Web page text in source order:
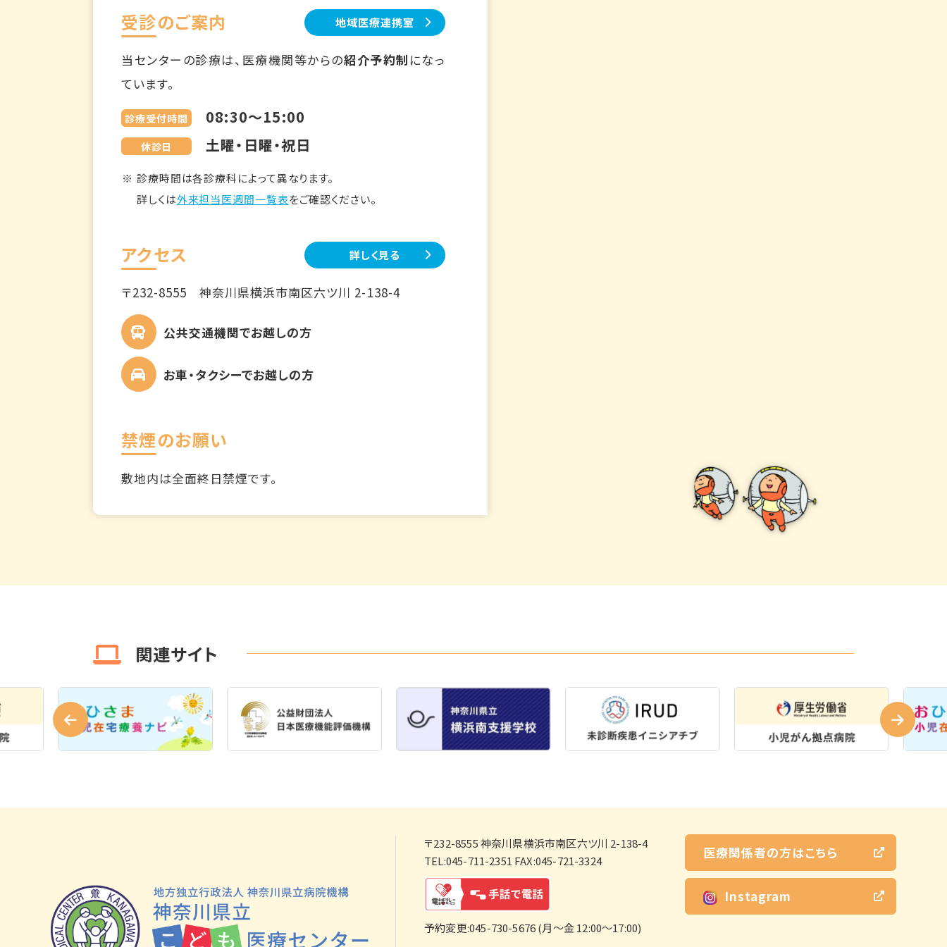
受診のご案内 地域医療連携室
当センターの診療は、医療機関等からの紹介予約制 になっ
ています。
診療受付時間 08:30～15:00
休診日 土曜・日曜・祝日
診療時間は各診療科によって異なります。
詳しくは外来担当医週間一覧表をご確認ください。
アクセス 詳しく見る
〒232-8555神奈川県横浜市南区六ツ川 2-138-4
公共交通機関でお越しの方
お車・タクシーでお越しの方
禁煙のお願い
敷地内は全面終日禁煙です。
関連サイト
〒232-8555神奈川県横浜市南区六ツ川 2-138-4
TEL:045-711-2351 FAX:045-721-3324
予約変更:045-730-5676 (月～金 12:00～17:00)
医療関係者の方はこちら
Instagram